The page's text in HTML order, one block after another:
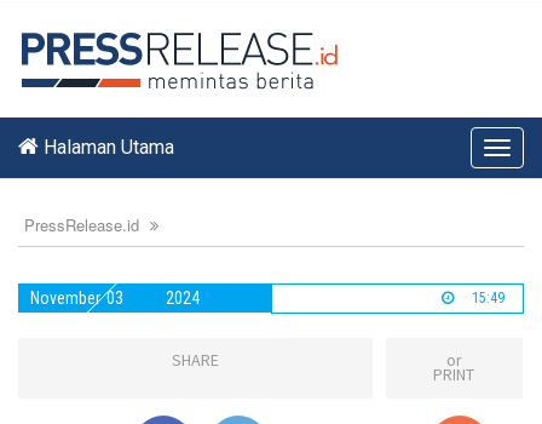
Halaman Utama
PressRelease.id
November 03 2024 15:49
SHARE or
PRINT